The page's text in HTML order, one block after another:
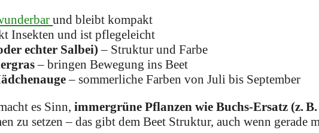
und bleibt kompakt
Insekten und ist pflegeleicht
echter Salbei) – Struktur und Farbe
– bringen Bewegung ins Beet
– sommerliche Farben von Juli bis September
es Sinn,immergrüne Pflanzen wie Buchs-Ersatz (z.
zu setzen – das gibt dem Beet Struktur, auch wenn gerade